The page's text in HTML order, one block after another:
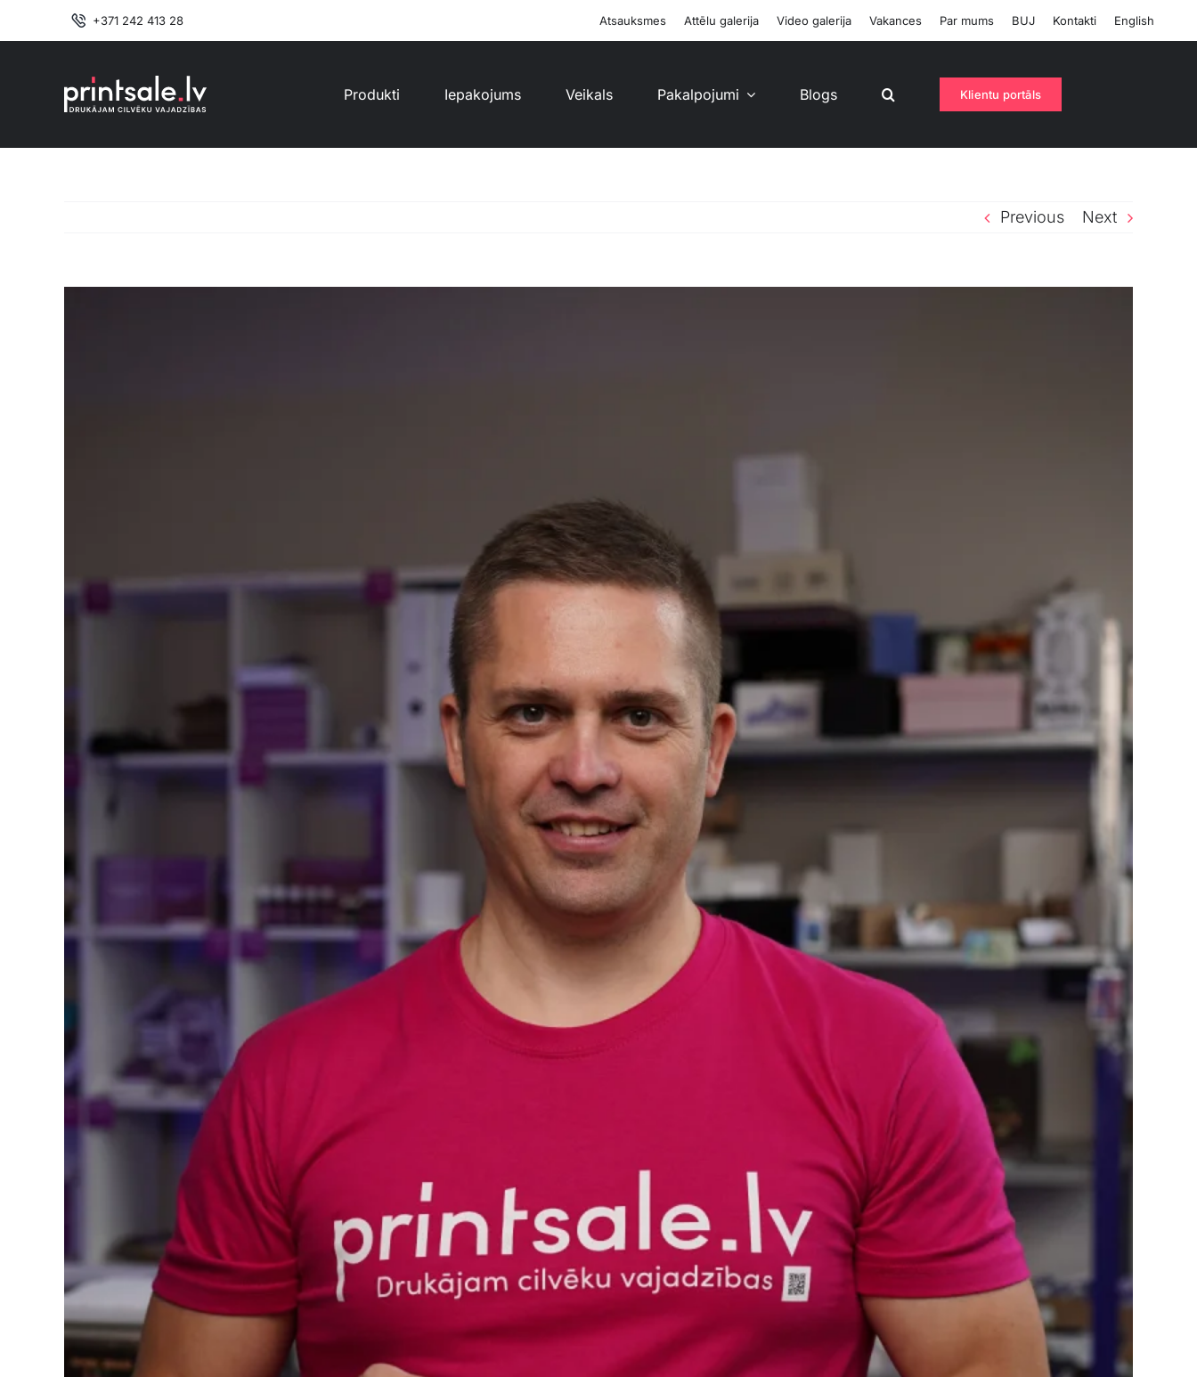
to
+371 242 413 28 Atsauksmes Attēlu galerija Video galerija Vakances Par mums BUJ Kontakti English
Produkti Iepakojums Veikals Pakalpojumi Blogs Klientu portāls
Previous Next